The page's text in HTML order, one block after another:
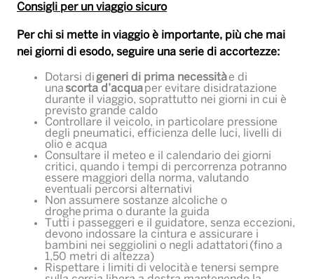
Consigli per un viaggio sicuro
Per chi si mette in viaggio è importante, più che mai
nei giorni di esodo, seguire una serie di accortezze:
Dotarsi di generi di prima necessitàe di
una scorta d’acqua per evitare disidratazione
durante il viaggio, soprattutto nei giorni in cui è
previsto grande caldo
Controllare il veicolo, in particolare pressione
degli pneumatici, efficienza delle luci, livelli di
olio e acqua
Consultare il meteo e il calendario dei giorni
critici, quando i tempi di percorrenza potranno
essere maggiori della norma, valutando
eventuali percorsi alternativi
Non assumere sostanze alcoliche o
droghe prima o durante la guida
Tutti i passeggeri e il guidatore, senza eccezioni,
devono indossare la cintura e assicurare i
bambini nei seggiolini o negli adattatori (fino a
1,50 metri di altezza)
Rispettare i limiti di velocità e tenersi sempre